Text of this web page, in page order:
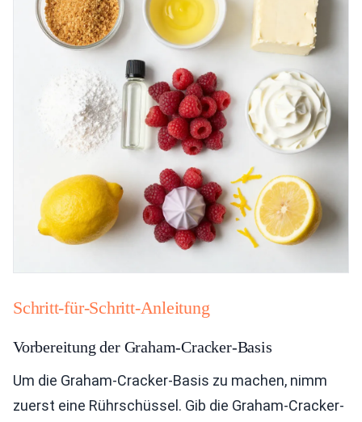
Schritt-für-Schritt-Anleitung
Vorbereitung der Graham-Cracker-Basis
Um die Graham-Cracker-Basis zu machen, nimm
zuerst eine Rührschüssel. Gib die Graham-Cracker-